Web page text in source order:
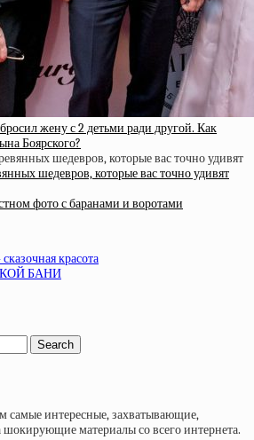
жену с 2 детьми ради другой. Как
Боярского?
шедевров, которые вас точно удивят
фото с баранами и воротами
красота
БАНИ
самые интересные, захватывающие,
шокирующие материалы со всего интернета.